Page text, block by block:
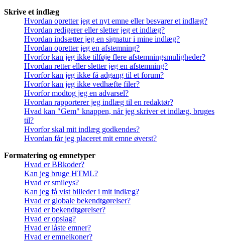
Skrive et indlæg
Hvordan opretter jeg et nyt emne eller besvarer et indlæg?
Hvordan redigerer eller sletter jeg et indlæg?
Hvordan indsætter jeg en signatur i mine indlæg?
Hvordan opretter jeg en afstemning?
Hvorfor kan jeg ikke tilføje flere afstemningsmuligheder?
Hvordan retter eller sletter jeg en afstemning?
Hvorfor kan jeg ikke få adgang til et forum?
Hvorfor kan jeg ikke vedhæfte filer?
Hvorfor modtog jeg en advarsel?
Hvordan rapporterer jeg indlæg til en redaktør?
Hvad kan "Gem" knappen, når jeg skriver et indlæg, bruges
til?
Hvorfor skal mit indlæg godkendes?
Hvordan får jeg placeret mit emne øverst?
Formatering og emnetyper
Hvad er BBkoder?
Kan jeg bruge HTML?
Hvad er smileys?
Kan jeg få vist billeder i mit indlæg?
Hvad er globale bekendtgørelser?
Hvad er bekendtgørelser?
Hvad er opslag?
Hvad er låste emner?
Hvad er emneikoner?